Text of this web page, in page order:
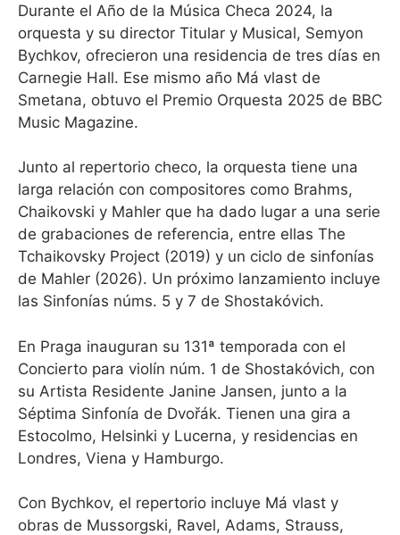
Durante el Año de la Música Checa 2024, la
orquesta y su director Titular y Musical, Semyon
Bychkov, ofrecieron una residencia de tres días en
Carnegie Hall. Ese mismo año Má vlast de
Smetana, obtuvo el Premio Orquesta 2025 de BBC
Music Magazine.
Junto al repertorio checo, la orquesta tiene una
larga relación con compositores como Brahms,
Chaikovski y Mahler que ha dado lugar a una serie
de grabaciones de referencia, entre ellas The
Tchaikovsky Project (2019) y un ciclo de sinfonías
de Mahler (2026). Un próximo lanzamiento incluye
las Sinfonías núms. 5 y 7 de Shostakóvich.
En Praga inauguran su 131ª temporada con el
Concierto para violín núm. 1 de Shostakóvich, con
su Artista Residente Janine Jansen, junto a la
Séptima Sinfonía de Dvořák. Tienen una gira a
Estocolmo, Helsinki y Lucerna, y residencias en
Londres, Viena y Hamburgo.
Con Bychkov, el repertorio incluye Má vlast y
obras de Mussorgski, Ravel, Adams, Strauss,